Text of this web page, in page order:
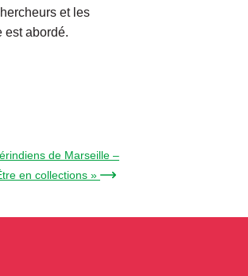
et les
est abordé.
de Marseille –
en collections » →